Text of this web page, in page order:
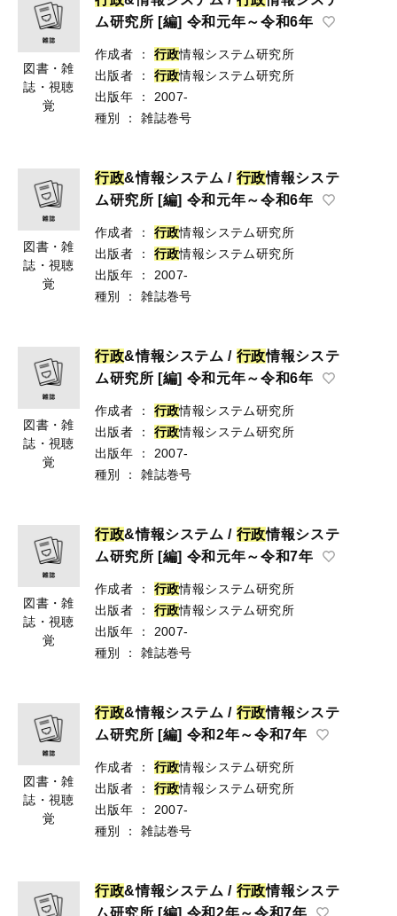
図書・雑
誌・視聴
覚
ム研究所 [編] 令和元年～令和6年
作成者 ： 行政情報システム研究所
出版者
： 行政情報システム研究所
出版年
：
2007-
種別
： 雑誌巻号
図書・雑
誌・視聴
覚
行政&情報システム / 行政情報システ
ム研究所 [編] 令和元年～令和6年
作成者 ： 行政情報システム研究所
出版者
： 行政情報システム研究所
出版年
：
2007-
種別
： 雑誌巻号
図書・雑
誌・視聴
覚
行政&情報システム / 行政情報システ
ム研究所 [編] 令和元年～令和6年
作成者 ： 行政情報システム研究所
出版者
： 行政情報システム研究所
出版年
：
2007-
種別
： 雑誌巻号
図書・雑
誌・視聴
覚
行政&情報システム / 行政情報システ
ム研究所 [編] 令和元年～令和7年
作成者 ： 行政情報システム研究所
出版者
： 行政情報システム研究所
出版年
：
2007-
種別
： 雑誌巻号
図書・雑
誌・視聴
覚
行政&情報システム / 行政情報システ
ム研究所 [編] 令和2年～令和7年
作成者 ： 行政情報システム研究所
出版者
： 行政情報システム研究所
出版年
：
2007-
種別
： 雑誌巻号
行政&情報システム / 行政情報システ
ム研究所 [編] 令和2年～令和7年